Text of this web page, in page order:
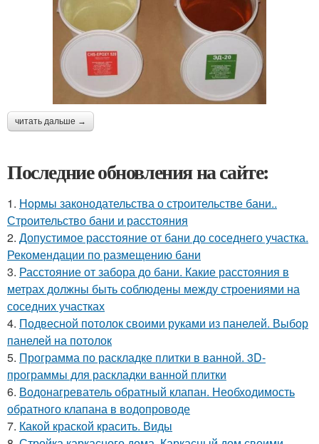
читать дальше →
Последние обновления на сайте:
1. Нормы законодательства о строительстве бани..
Строительство бани и расстояния
2. Допустимое расстояние от бани до соседнего участка.
Рекомендации по размещению бани
3. Расстояние от забора до бани. Какие расстояния в
метрах должны быть соблюдены между строениями на
соседних участках
4. Подвесной потолок своими руками из панелей. Выбор
панелей на потолок
5. Программа по раскладке плитки в ванной. 3D-
программы для раскладки ванной плитки
6. Водонагреватель обратный клапан. Необходимость
обратного клапана в водопроводе
7. Какой краской красить. Виды